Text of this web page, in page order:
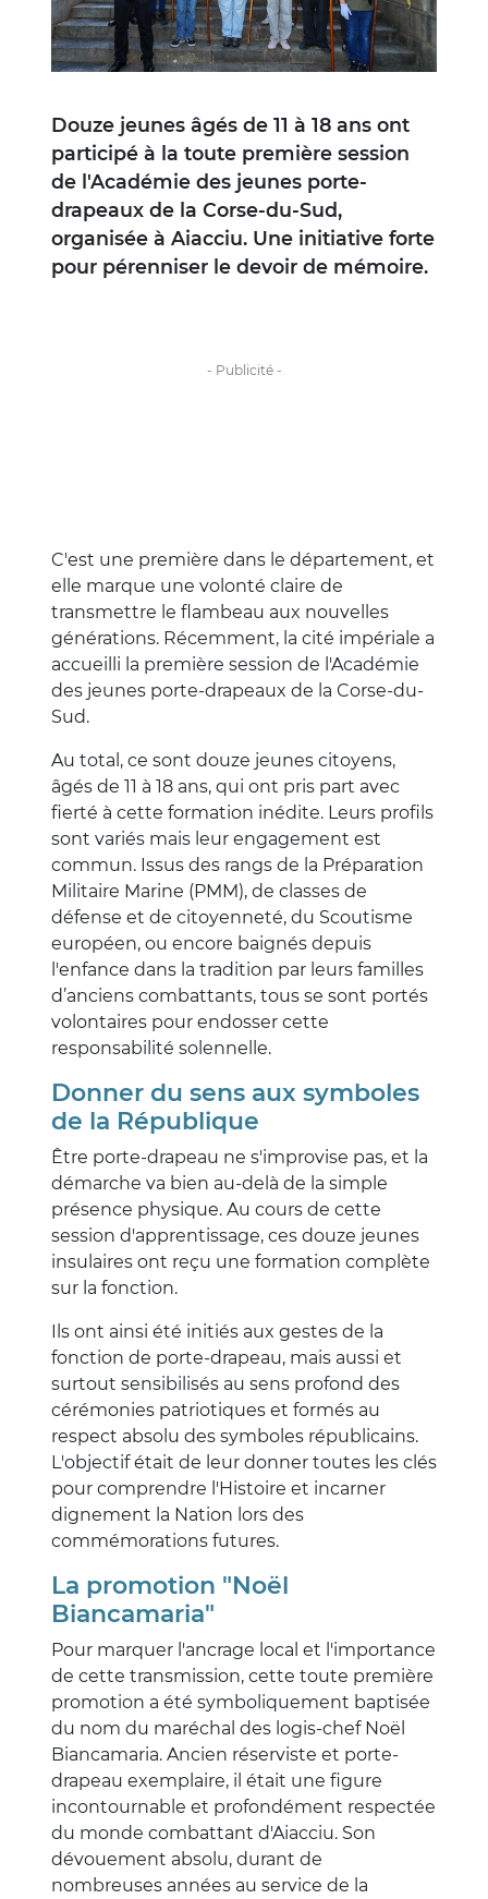
Douze jeunes âgés de 11 à 18 ans ont
participé à la toute première session
de l'Académie des jeunes porte-
drapeaux de la Corse-du-Sud,
organisée à Aiacciu. Une initiative forte
pour pérenniser le devoir de mémoire.
C'est une première dans le département, et
elle marque une volonté claire de
transmettre le flambeau aux nouvelles
générations. Récemment, la cité impériale a
accueilli la première session de l'Académie
des jeunes porte-drapeaux de la Corse-du-
Sud.
Au total, ce sont douze jeunes citoyens,
âgés de 11 à 18 ans, qui ont pris part avec
fierté à cette formation inédite. Leurs profils
sont variés mais leur engagement est
commun. Issus des rangs de la Préparation
Militaire Marine (PMM), de classes de
défense et de citoyenneté, du Scoutisme
européen, ou encore baignés depuis
l'enfance dans la tradition par leurs familles
d’anciens combattants, tous se sont portés
volontaires pour endosser cette
responsabilité solennelle.
Donner du sens aux symboles
de la République
Être porte-drapeau ne s'improvise pas, et la
démarche va bien au-delà de la simple
présence physique. Au cours de cette
session d'apprentissage, ces douze jeunes
insulaires ont reçu une formation complète
sur la fonction.
Ils ont ainsi été initiés aux gestes de la
fonction de porte-drapeau, mais aussi et
surtout sensibilisés au sens profond des
cérémonies patriotiques et formés au
respect absolu des symboles républicains.
L'objectif était de leur donner toutes les clés
pour comprendre l'Histoire et incarner
dignement la Nation lors des
commémorations futures.
La promotion "Noël
Biancamaria"
Pour marquer l'ancrage local et l'importance
de cette transmission, cette toute première
promotion a été symboliquement baptisée
du nom du maréchal des logis-chef Noël
Biancamaria. Ancien réserviste et porte-
drapeau exemplaire, il était une figure
incontournable et profondément respectée
du monde combattant d'Aiacciu. Son
dévouement absolu, durant de
nombreuses années au service de la